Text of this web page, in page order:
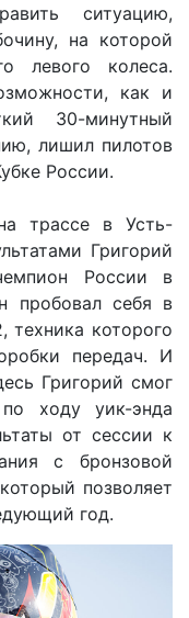
ситуацию,
на которой
левого колеса.
как и
30-минутный
лишил пилотов
России.
трассе в Усть-
Григорий
России в
пробовал себя в
техника которого
передач. И
Григорий смог
по ходу уик-энда
от сессии к
с бронзовой
позволяет
год.